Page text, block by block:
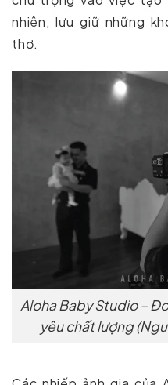
nhiên, lưu giữ những
thơ.
Aloha Baby Studio –
yêu chất lượng